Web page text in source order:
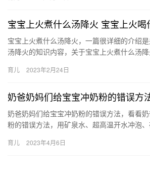
宝宝上火煮什么汤降火 宝宝上火喝
宝宝上火煮什么汤降火，一篇很详细的介绍
汤降火的知识内容，关于宝宝上火煮什么汤
宝…
育儿 2023年2月24日
奶爸奶妈们给宝宝冲奶粉的错误方
奶爸奶妈们给宝宝冲奶粉的错误方法，看看
粉的错误方法，用矿泉水、超高温开水冲泡
们好好…
育儿 2023年4月6日